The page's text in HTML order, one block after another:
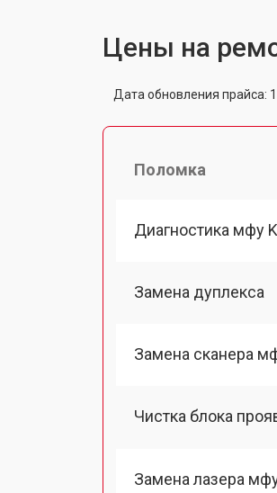
Цены на
Дата обновления прайса:
Поломка
Диагностика мфу
Замена дуплекса
Замена сканера
Чистка блока
Замена лазера